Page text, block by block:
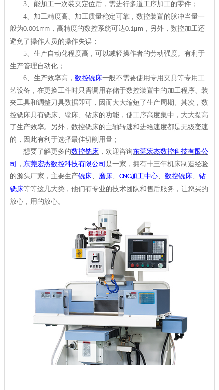
3、能加工一次装夹定位后，需进行多道工序加工的零件；
4、加工精度高、加工质量稳定可靠，数控装置的脉冲当量一
般为0.001mm，高精度的数控系统可达0.1μm，另外，数控加工还
避免了操作人员的操作失误；
5、生产自动化程度高，可以减轻操作者的劳动强度。有利于
生产管理自动化；
6、生产效率高， 数控铣床一般不需要使用专用夹具等专用工
艺设备，在更换工件时只需调用存储于数控装置中的加工程序、装
夹工具和调整刀具数据即可，因而大大缩短了生产周期。其次，数
控铣床具有铣床、镗床、钻床的功能，使工序高度集中，大大提高
了生产效率。另外，数控铣床的主轴转速和进给速度都是无级变速
的，因此有利于选择最佳切削用量；
想要了解更多的数控铣床，欢迎咨询东莞宏杰数控科技有限公
司
， 东莞宏杰数控科技有限公司 是一家，拥有十三年机床制造经验
的源头厂家，主要生产铣床、 磨床、 CNC加工中心、 数控铣床、 钻
铣床等等这几大类，他们有专业的技术团队和售后服务，让您买的
放心，用的放心。